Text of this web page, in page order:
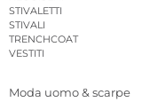
STIVALETTI
STIVALI
TRENCHCOAT
VESTITI
Moda uomo & scarpe